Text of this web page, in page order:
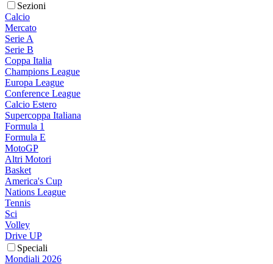
Sezioni
Calcio
Mercato
Serie A
Serie B
Coppa Italia
Champions League
Europa League
Conference League
Calcio Estero
Supercoppa Italiana
Formula 1
Formula E
MotoGP
Altri Motori
Basket
America's Cup
Nations League
Tennis
Sci
Volley
Drive UP
Speciali
Mondiali 2026